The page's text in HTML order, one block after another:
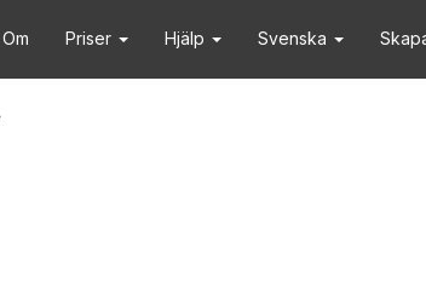
Om Priser Hjälp Svenska